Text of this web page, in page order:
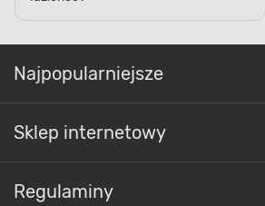
Najpopularniejsze
Sklep internetowy
Regulaminy